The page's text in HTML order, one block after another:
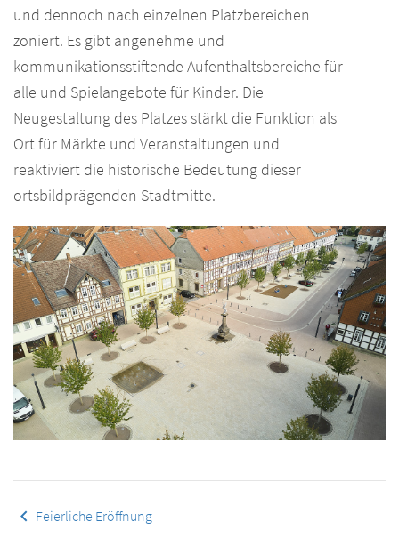
und dennoch nach einzelnen Platzbereichen
zoniert. Es gibt angenehme und
kommunikationsstiftende Aufenthaltsbereiche für
alle und Spielangebote für Kinder. Die
Neugestaltung des Platzes stärkt die Funktion als
Ort für Märkte und Veranstaltungen und
reaktiviert die historische Bedeutung dieser
ortsbildprägenden Stadtmitte.
keyboard_arrow_left Feierliche Eröffnung